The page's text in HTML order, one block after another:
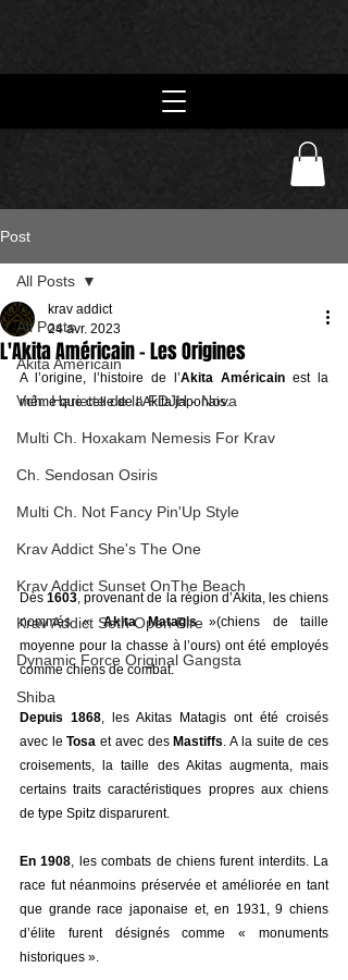
Post
All Posts
Akita Américain
Vch. Hariette de la FDJH - Nova
Multi Ch. Hoxakam Nemesis For Krav
Ch. Sendosan Osiris
Multi Ch. Not Fancy Pin'Up Style
Krav Addict She's The One
Krav Addict Sunset OnThe Beach
Krav Addict Seth Open Fire
Dynamic Force Original Gangsta
Shiba
All Posts
L'Akita Américain - Les Origines
krav addict
24 avr. 2023
A l’origine, l’histoire de l’Akita Américain est la
même que celle de l’Akita japonais.
Dès 1603, provenant de la région d’Akita, les chiens
nommés « Akita Matagis »(chiens de taille
moyenne pour la chasse à l’ours) ont été employés
comme chiens de combat.
Depuis 1868, les Akitas Matagis ont été croisés
avec le Tosa et avec des Mastiffs. A la suite de ces
croisements, la taille des Akitas augmenta, mais
certains traits caractéristiques propres aux chiens
de type Spitz disparurent.
En 1908, les combats de chiens furent interdits. La
race fut néanmoins préservée et améliorée en tant
que grande race japonaise et, en 1931, 9 chiens
d’élite furent désignés comme « monuments
historiques ».